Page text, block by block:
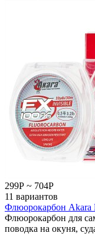
299Р ~ 704Р
11 вариантов
Флюорокарбон Akara
Флюорокарбон для
поводка на окуня,